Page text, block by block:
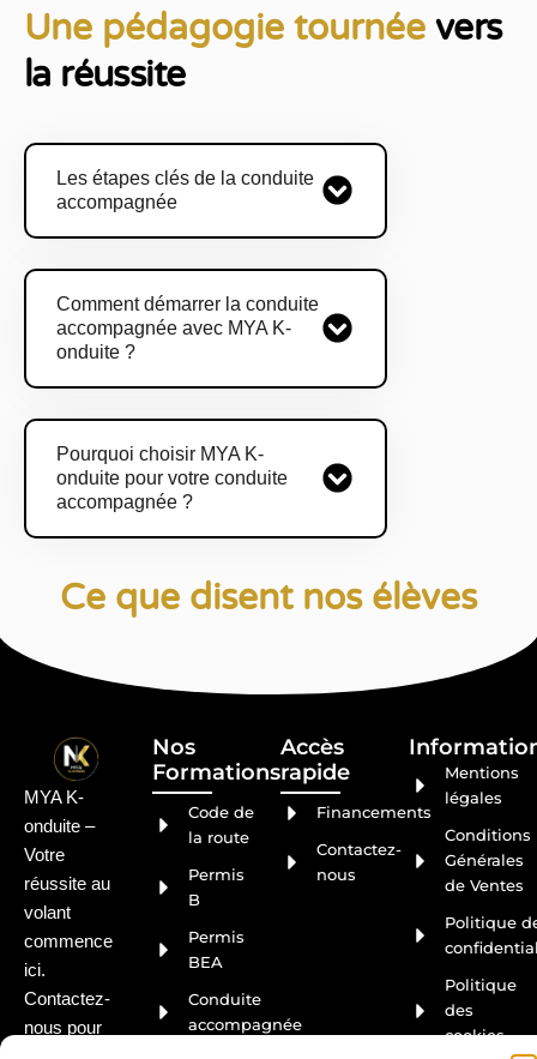
Une pédagogie tournée vers
la réussite
Les étapes clés de la conduite
accompagnée
Comment démarrer la conduite
accompagnée avec MYA K-
onduite ?
Pourquoi choisir MYA K-
onduite pour votre conduite
accompagnée ?
Ce que disent nos élèves
MYA K-
onduite –
Votre
réussite au
volant
commence
ici.
Contactez-
nous pour
Nos
Formations
Code de
la route
Permis
B
Permis
BEA
Conduite
accompagnée
Accès
rapide ​
Financements
Contactez-
nous
Mentions
légales
Conditions
Générales
de Ventes
Politique
Politique
des
cookies